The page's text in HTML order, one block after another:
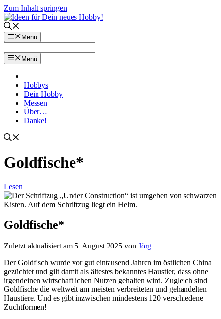
Zum Inhalt springen
Menü
Menü
Hobbys
Dein Hobby
Messen
Über…
Danke!
Goldfische*
Lesen
Goldfische*
Zuletzt aktualisiert am 5. August 2025 von Jörg
Der Goldfisch wurde vor gut eintausend Jahren im östlichen China
gezüchtet und gilt damit als ältestes bekanntes Haustier, dass ohne
irgendeinen wirtschaftlichen Nutzen gehalten wird. Zugleich sind
Goldfische die weltweit am meisten verbreiteten und gehandelten
Haustiere. Und es gibt inzwischen mindestens 120 verschiedene
Zuchtformen!